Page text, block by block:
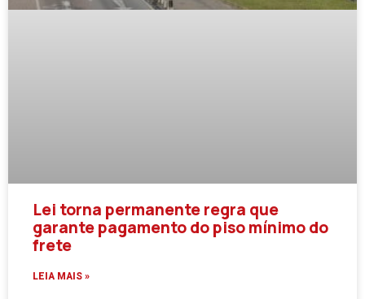
Lei torna permanente regra que
garante pagamento do piso mínimo do
frete
LEIA MAIS »